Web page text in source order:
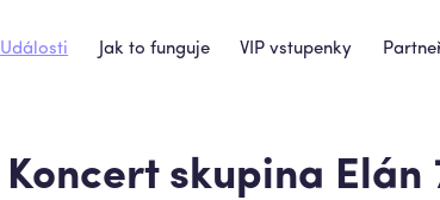
Události Jak to funguje VIP vstupenky
Koncert skupina Elán